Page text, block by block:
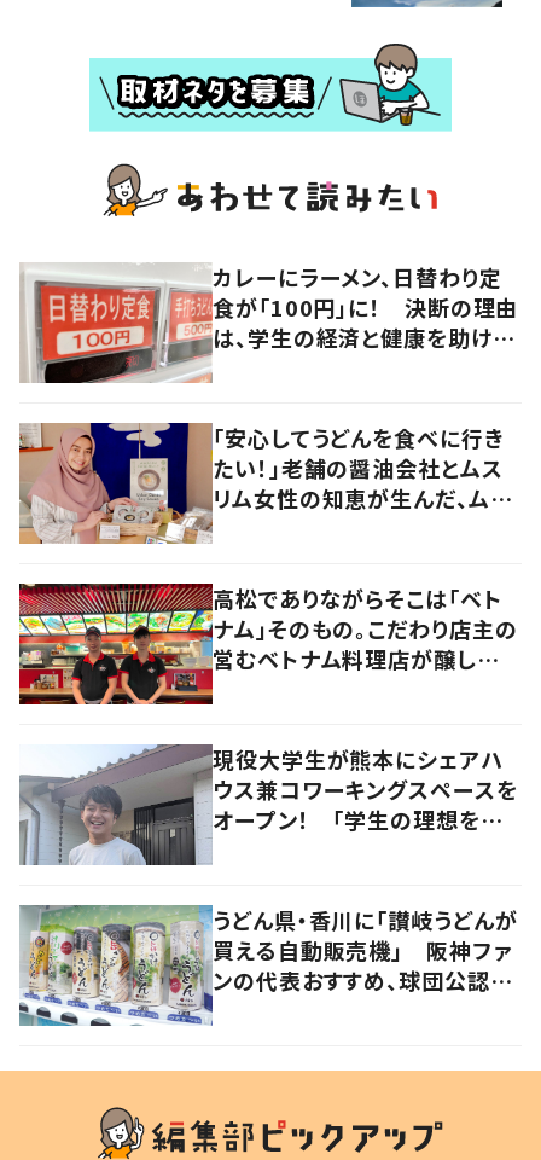
カレーにラーメン、日替わり定
食が「100円」に！ 決断の理由
は、学生の経済と健康を助けよ
「安心してうどんを食べに行き
たい！」老舗の醤油会社とムス
リム女性の知恵が生んだ、ムス
高松でありながらそこは「ベト
ナム」そのもの。こだわり店主の
営むベトナム料理店が醸し出す
現役大学生が熊本にシェアハ
ウス兼コワーキングスペースを
オープン！ 「学生の理想をカ
うどん県・香川に「讃岐うどんが
買える自動販売機」 阪神ファ
ンの代表おすすめ、球団公認カ